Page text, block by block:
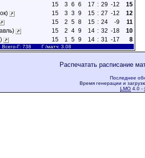
15 3 6 6 17 : 29 -12
15
15 3 3 9 15 : 27 -12
12
15 2 5 8 15 : 24 -9
11
15 2 4 9 14 : 32 -18
10
15 1 5 9 14 : 31 -17 8
Всего-Г: 738 Г /матч: 3.08
Распечатать расписание
Последнее
Время генерации и
LMO 4.0 -